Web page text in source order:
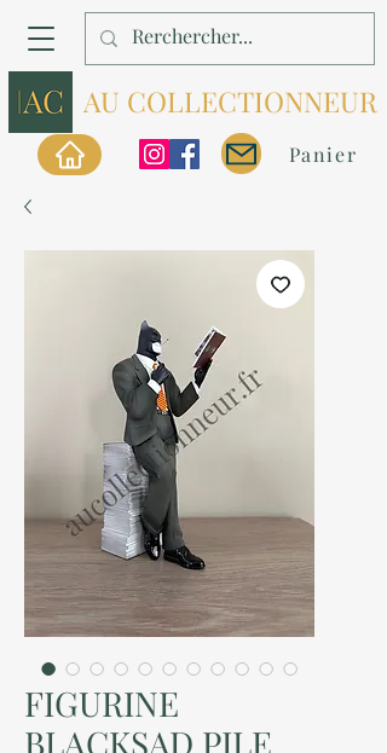
AU COLLECTIONNEUR
Panier
FIGURINE
BLACKSAD PILE